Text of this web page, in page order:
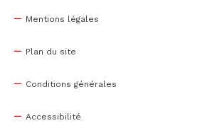
Mentions légales
Plan du site
Conditions générales
Accessibilité